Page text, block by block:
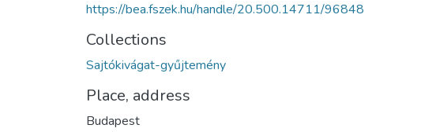
https://bea.fszek.hu/handle/20.500.14711/96848
Collections
Sajtókivágat-gyűjtemény
Place, address
Budapest